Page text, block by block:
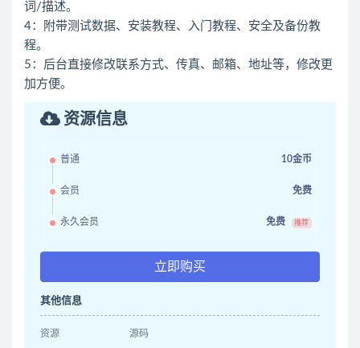
词/描述。
4：附带测试数据、安装教程、入门教程、安全及备份教
程。
5：后台直接修改联系方式、传真、邮箱、地址等，修改更
加方便。
资源信息
普通 10金币
会员 免费
永久会员 免费 推荐
立即购买
其他信息
资源 源码